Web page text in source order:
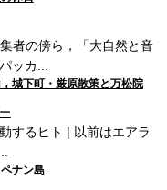
者の傍ら，「大自然と音
ッカ...
城下町・厳原散策と万松院
するヒト | 以前はエアラ
ナン島